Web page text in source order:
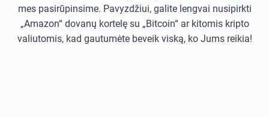
mes pasirūpinsime. Pavyzdžiui, galite lengvai nusipirkti
„Amazon“ dovanų kortelę su „Bitcoin“ ar kitomis kripto
valiutomis, kad gautumėte beveik viską, ko Jums reikia!